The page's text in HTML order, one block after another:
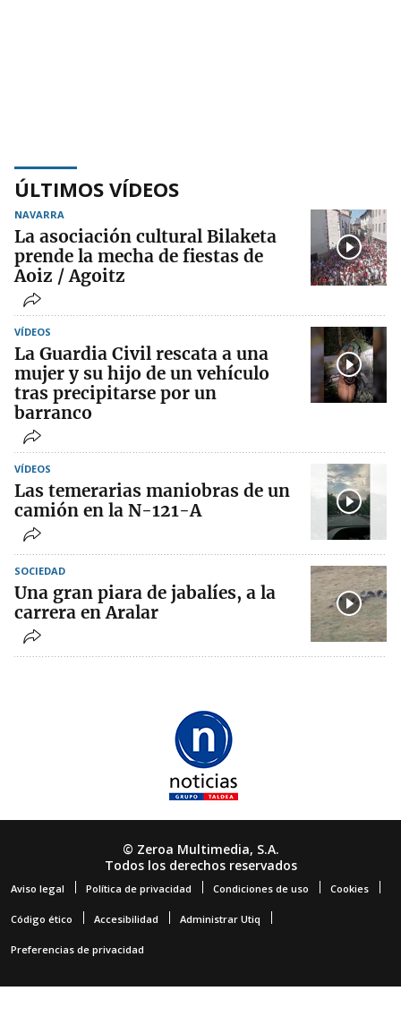
ÚLTIMOS VÍDEOS
NAVARRA
La asociación cultural Bilaketa
prende la mecha de fiestas de
Aoiz / Agoitz
VÍDEOS
La Guardia Civil rescata a una
mujer y su hijo de un vehículo
tras precipitarse por un
barranco
VÍDEOS
Las temerarias maniobras de un
camión en la N-121-A
SOCIEDAD
Una gran piara de jabalíes, a la
carrera en Aralar
© Zeroa Multimedia, S.A.
Todos los derechos reservados
Aviso legal Política de privacidad Condiciones de uso Cookies
Código ético Accesibilidad Administrar Utiq
Preferencias de privacidad